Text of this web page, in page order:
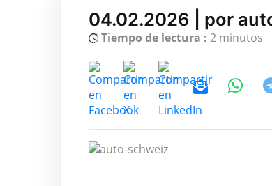
04.02.2026 | por
Tiempo de lectura : 2 minutos